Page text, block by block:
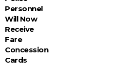
Personnel
Will Now
Receive
Fare
Concession
Cards